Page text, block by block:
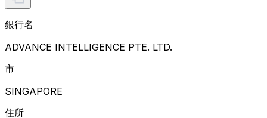
銀行名
ADVANCE INTELLIGENCE PTE. LTD.
市
SINGAPORE
住所